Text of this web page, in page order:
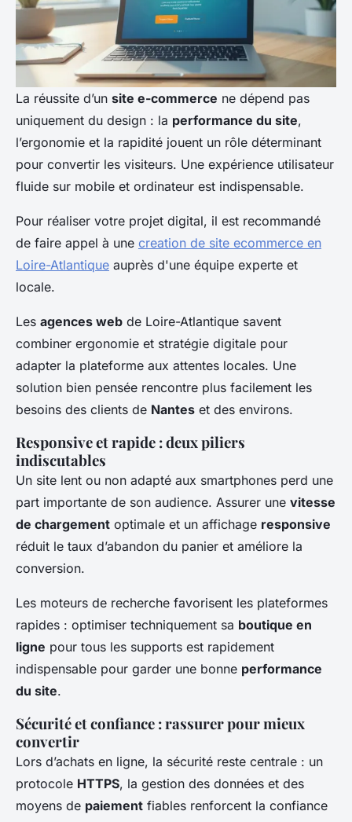
La réussite d’un site e-commerce ne dépend pas
uniquement du design : la performance du site,
l’ergonomie et la rapidité jouent un rôle déterminant
pour convertir les visiteurs. Une expérience utilisateur
fluide sur mobile et ordinateur est indispensable.
Pour réaliser votre projet digital, il est recommandé
de faire appel à une creation de site ecommerce en
Loire-Atlantique auprès d'une équipe experte et
locale.
Les agences web de Loire-Atlantique savent
combiner ergonomie et stratégie digitale pour
adapter la plateforme aux attentes locales. Une
solution bien pensée rencontre plus facilement les
besoins des clients de Nantes et des environs.
Responsive et rapide : deux piliers
indiscutables
Un site lent ou non adapté aux smartphones perd une
part importante de son audience. Assurer une vitesse
de chargement optimale et un affichage responsive
réduit le taux d’abandon du panier et améliore la
conversion.
Les moteurs de recherche favorisent les plateformes
rapides : optimiser techniquement sa boutique en
ligne pour tous les supports est rapidement
indispensable pour garder une bonne performance
du site.
Sécurité et confiance : rassurer pour mieux
convertir
Lors d’achats en ligne, la sécurité reste centrale : un
protocole HTTPS, la gestion des données et des
moyens de paiement fiables renforcent la confiance